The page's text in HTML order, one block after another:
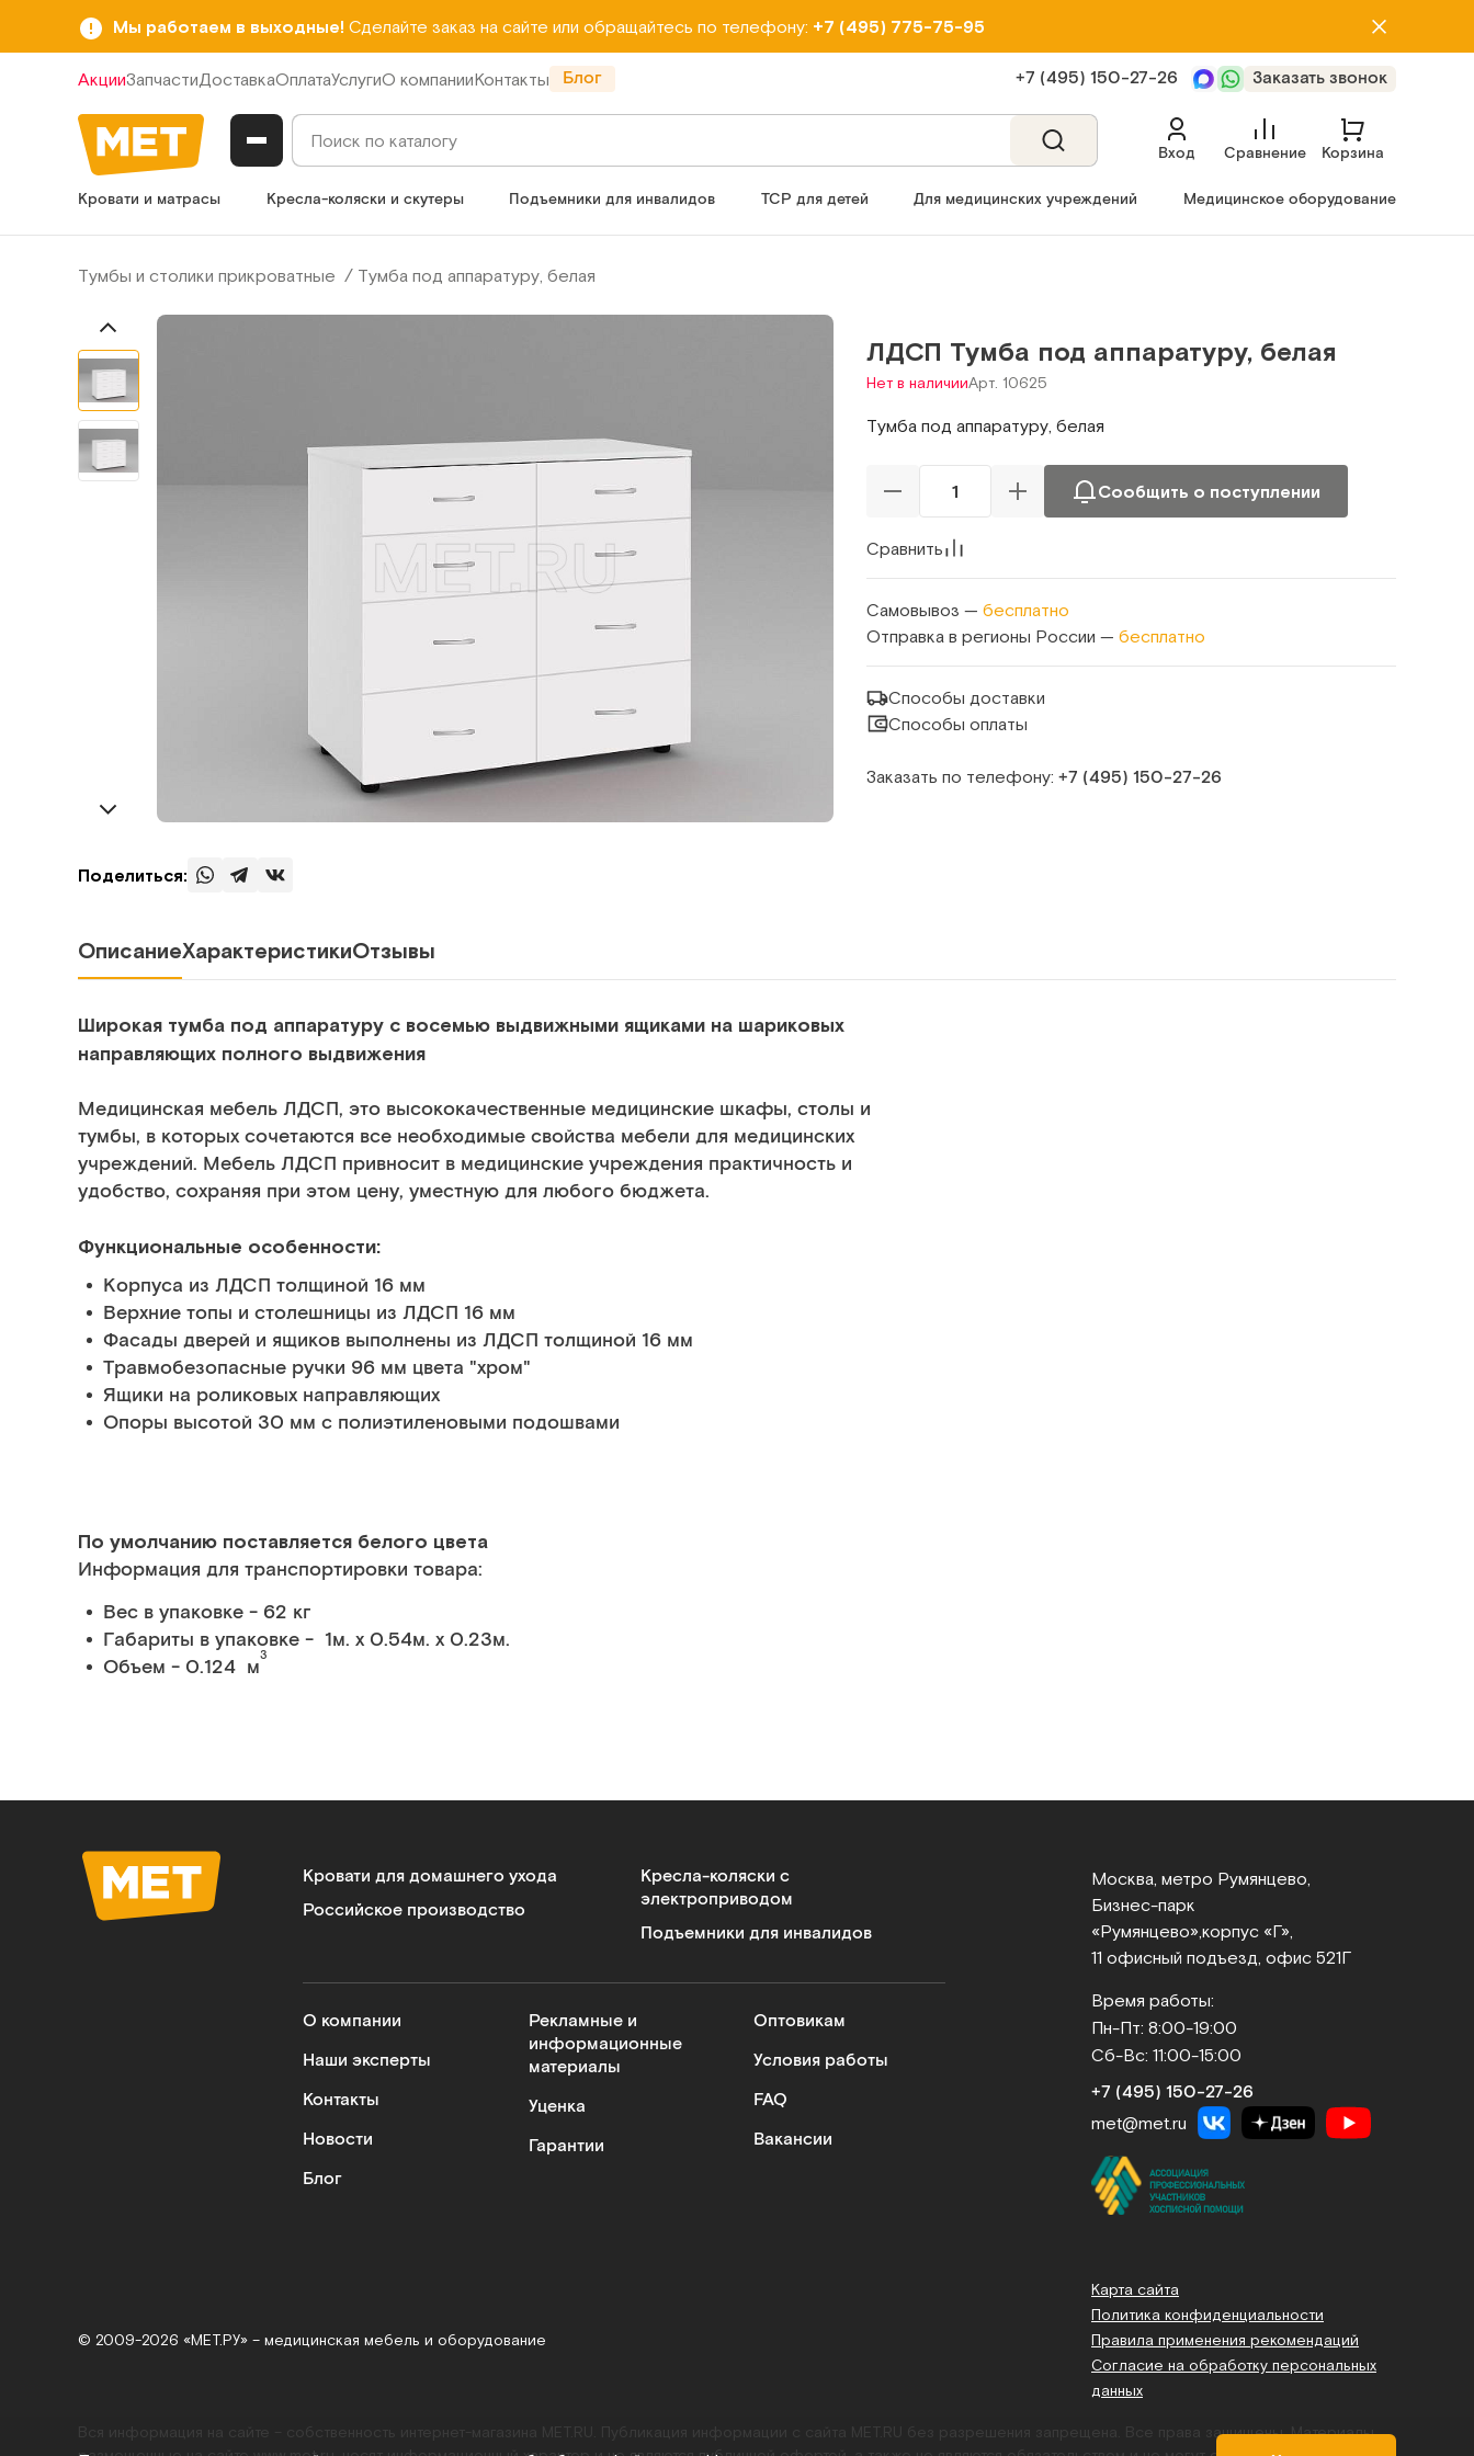
Мы работаем в выходные! Сделайте заказ на сайте или обращайтесь по телефону: +7 (495) 775-75-95
АкцииЗапчастиДоставкаОплатаУслугиО компанииКонтакты Блог +7 (495) 150‑27‑26 Заказать звонок
Вход Сравнение Корзина
Кровати и матрасы Кресла-коляски и скутеры Подъемники для инвалидов ТСР для детей Для медицинских учреждений Медицинское оборудование
Тумбы и столики прикроватные Тумба под аппаратуру, белая
Поделиться:
ЛДСП Тумба под аппаратуру, белая
Нет в наличииАрт. 10625
Тумба под аппаратуру, белая
Сообщить о поступлении
Сравнить
Самовывоз — бесплатно
Отправка в регионы России — бесплатно
Способы доставки
Способы оплаты
Заказать по телефону: +7 (495) 150‑27‑26
ОписаниеХарактеристикиОтзывы
Широкая тумба под аппаратуру с восемью выдвижными ящиками на шариковых
направляющих полного выдвижения
Медицинская мебель ЛДСП, это высококачественные медицинские шкафы, столы и
тумбы, в которых сочетаются все необходимые свойства мебели для медицинских
учреждений. Мебель ЛДСП привносит в медицинские учреждения практичность и
удобство, сохраняя при этом цену, уместную для любого бюджета.
Функциональные особенности:
Корпуса из ЛДСП толщиной 16 мм
Верхние топы и столешницы из ЛДСП 16 мм
Фасады дверей и ящиков выполнены из ЛДСП толщиной 16 мм
Травмобезопасные ручки 96 мм цвета "хром"
Ящики на роликовых направляющих
Опоры высотой 30 мм с полиэтиленовыми подошвами
По умолчанию поставляется белого цвета
Информация для транспортировки товара:
Вес в упаковке - 62 кг
Габариты в упаковке - 1м. x 0.54м. x 0.23м.
Объем - 0.124 м3
Кровати для домашнего ухода
Российское производство
Кресла-коляски с
электроприводом
Подъемники для инвалидов
О компании
Наши эксперты
Контакты
Новости
Блог
Рекламные и
информационные
материалы
Уценка
Гарантии
Оптовикам
Условия работы
FAQ
Вакансии
Москва, метро Румянцево,
Бизнес‑парк
«Румянцево», корпус «Г»,
11 офисный подъезд, офис 521Г
Время работы:
Пн-Пт: 8:00-19:00
Сб-Вс: 11:00-15:00
+7 (495) 150‑27‑26
met@met.ru
© 2009-2026 «МЕТ.РУ» – медицинская мебель и оборудование
Карта сайта
Политика конфиденциальности
Правила применения рекомендаций
Согласие на обработку персональных
данных
Вся информация на сайте – собственность интернет-магазина MET.RU. Публикация информации с сайта MET.RU без разрешения запрещена. Все права защищены.Материалы,